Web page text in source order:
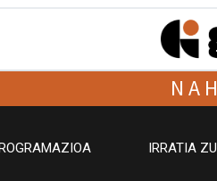
IRRATIA